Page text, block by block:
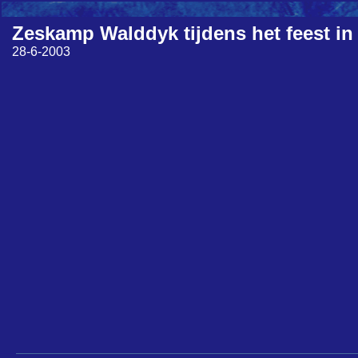
Zeskamp Walddyk tijdens het feest in
28-6-2003